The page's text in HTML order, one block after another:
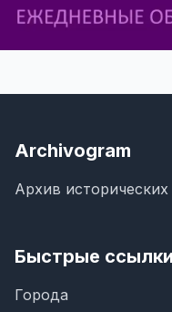
Archivogram
Архив
Быстрые ссылки
Города